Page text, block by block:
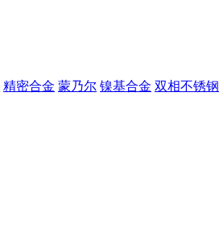
精密合金 蒙乃尔 镍基合金 双相不锈钢